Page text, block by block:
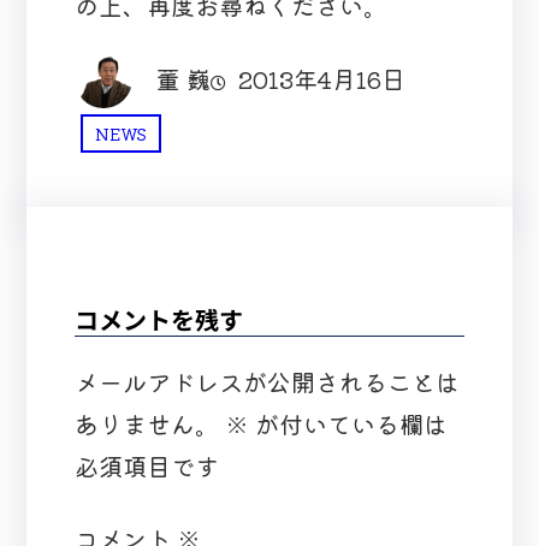
董 巍 2013年4月16日
NEWS
コメントを残す
メールアドレスが公開されることは
ありません。
※ が付いている欄は
必須項目です
コメント ※